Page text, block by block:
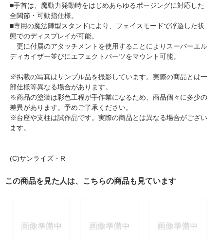
■手首は、魔動力発動時をはじめあらゆるポージングに対応した
全関節・可動指仕様。
■専用の魔法陣型スタンドにより、フェイスモードで浮遊した状
態でのディスプレイが可能。
更に付属のアタッチメントを使用することによりスーパーエル
ディカイザー並びにエフェクトパーツをマウント可能。
※掲載の写真はサンプル品を撮影しています。実際の商品とは一
部仕様等異なる場合があります。
※商品の塗装は彩色工程が手作業になるため、商品個々に多少の
差異があります。予めご了承ください。
※台座や支柱は試作品です。実際の商品とは異なる場合がござい
ます。
(C)サンライズ・R
この商品を見た人は、こちらの商品も見ています